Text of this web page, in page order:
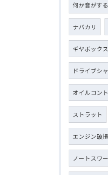
何か音がする
ナバカリ
ギヤボックス
ドライブシ
オイルコン
ストラット
エンジン破損
ノートスワ